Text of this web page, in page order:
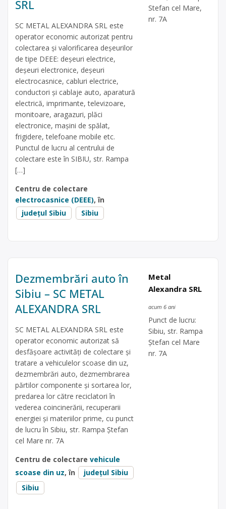
SRL
SC METAL ALEXANDRA SRL este
operator economic autorizat pentru
colectarea și valorificarea deșeurilor
de tipe DEEE: deșeuri electrice,
deșeuri electronice, deșeuri
electrocasnice, cabluri electrice,
conductori și cablaje auto, aparatură
electrică, imprimante, televizoare,
monitoare, aragazuri, plăci
electronice, mașini de spălat,
frigidere, telefoane mobile etc.
Punctul de lucru al centrului de
colectare este în SIBIU, str. Rampa
[…]
Centru de colectare
electrocasnice (DEEE), în
județul Sibiu
Sibiu
Stefan cel Mare,
nr. 7A
Dezmembrări auto în
Sibiu – SC METAL
ALEXANDRA SRL
SC METAL ALEXANDRA SRL este
operator economic autorizat să
desfăşoare activităţi de colectare şi
tratare a vehiculelor scoase din uz,
dezmembrări auto, dezmembrarea
părtilor componente și sortarea lor,
predarea lor către reciclatori în
vederea coincinerării, recuperarii
energiei și materiilor prime, cu punct
de lucru în Sibiu, str. Rampa Ştefan
cel Mare nr. 7A
Centru de colectare vehicule
scoase din uz, în
județul Sibiu
Sibiu
Metal
Alexandra SRL
acum 6 ani
Punct de lucru:
Sibiu, str. Rampa
Ştefan cel Mare
nr. 7A